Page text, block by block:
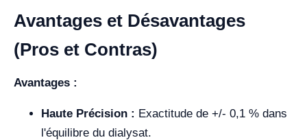
Avantages et Désavantages
(Pros et Contras)
Avantages :
Haute Précision : Exactitude de +/- 0,1 % dans
l'équilibre du dialysat.